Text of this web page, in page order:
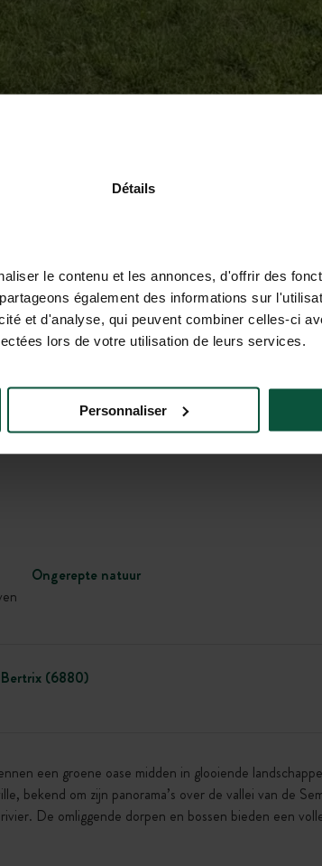
Détails
le contenu et les annonces, d'offrir des
également des informations sur
et d'analyse, qui peuvent combiner celles-ci
lors de votre utilisation de leurs services.
Personnaliser
Galerij
Ongerepte natuur
Bertrix (6880)
een groene oase midden in glooiende
bekend om zijn panorama’s over de vallei van de
De omliggende dorpen en bossen bieden een